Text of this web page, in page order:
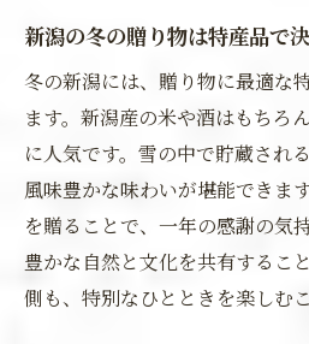
新潟の冬の贈り物は特産品で
冬の新潟には、贈り物に最適な
ます。新潟産の米や酒はもちろ
に人気です。雪の中で貯蔵され
風味豊かな味わいが堪能できま
を贈ることで、一年の感謝の気
豊かな自然と文化を共有するこ
側も、特別なひとときを楽しむ